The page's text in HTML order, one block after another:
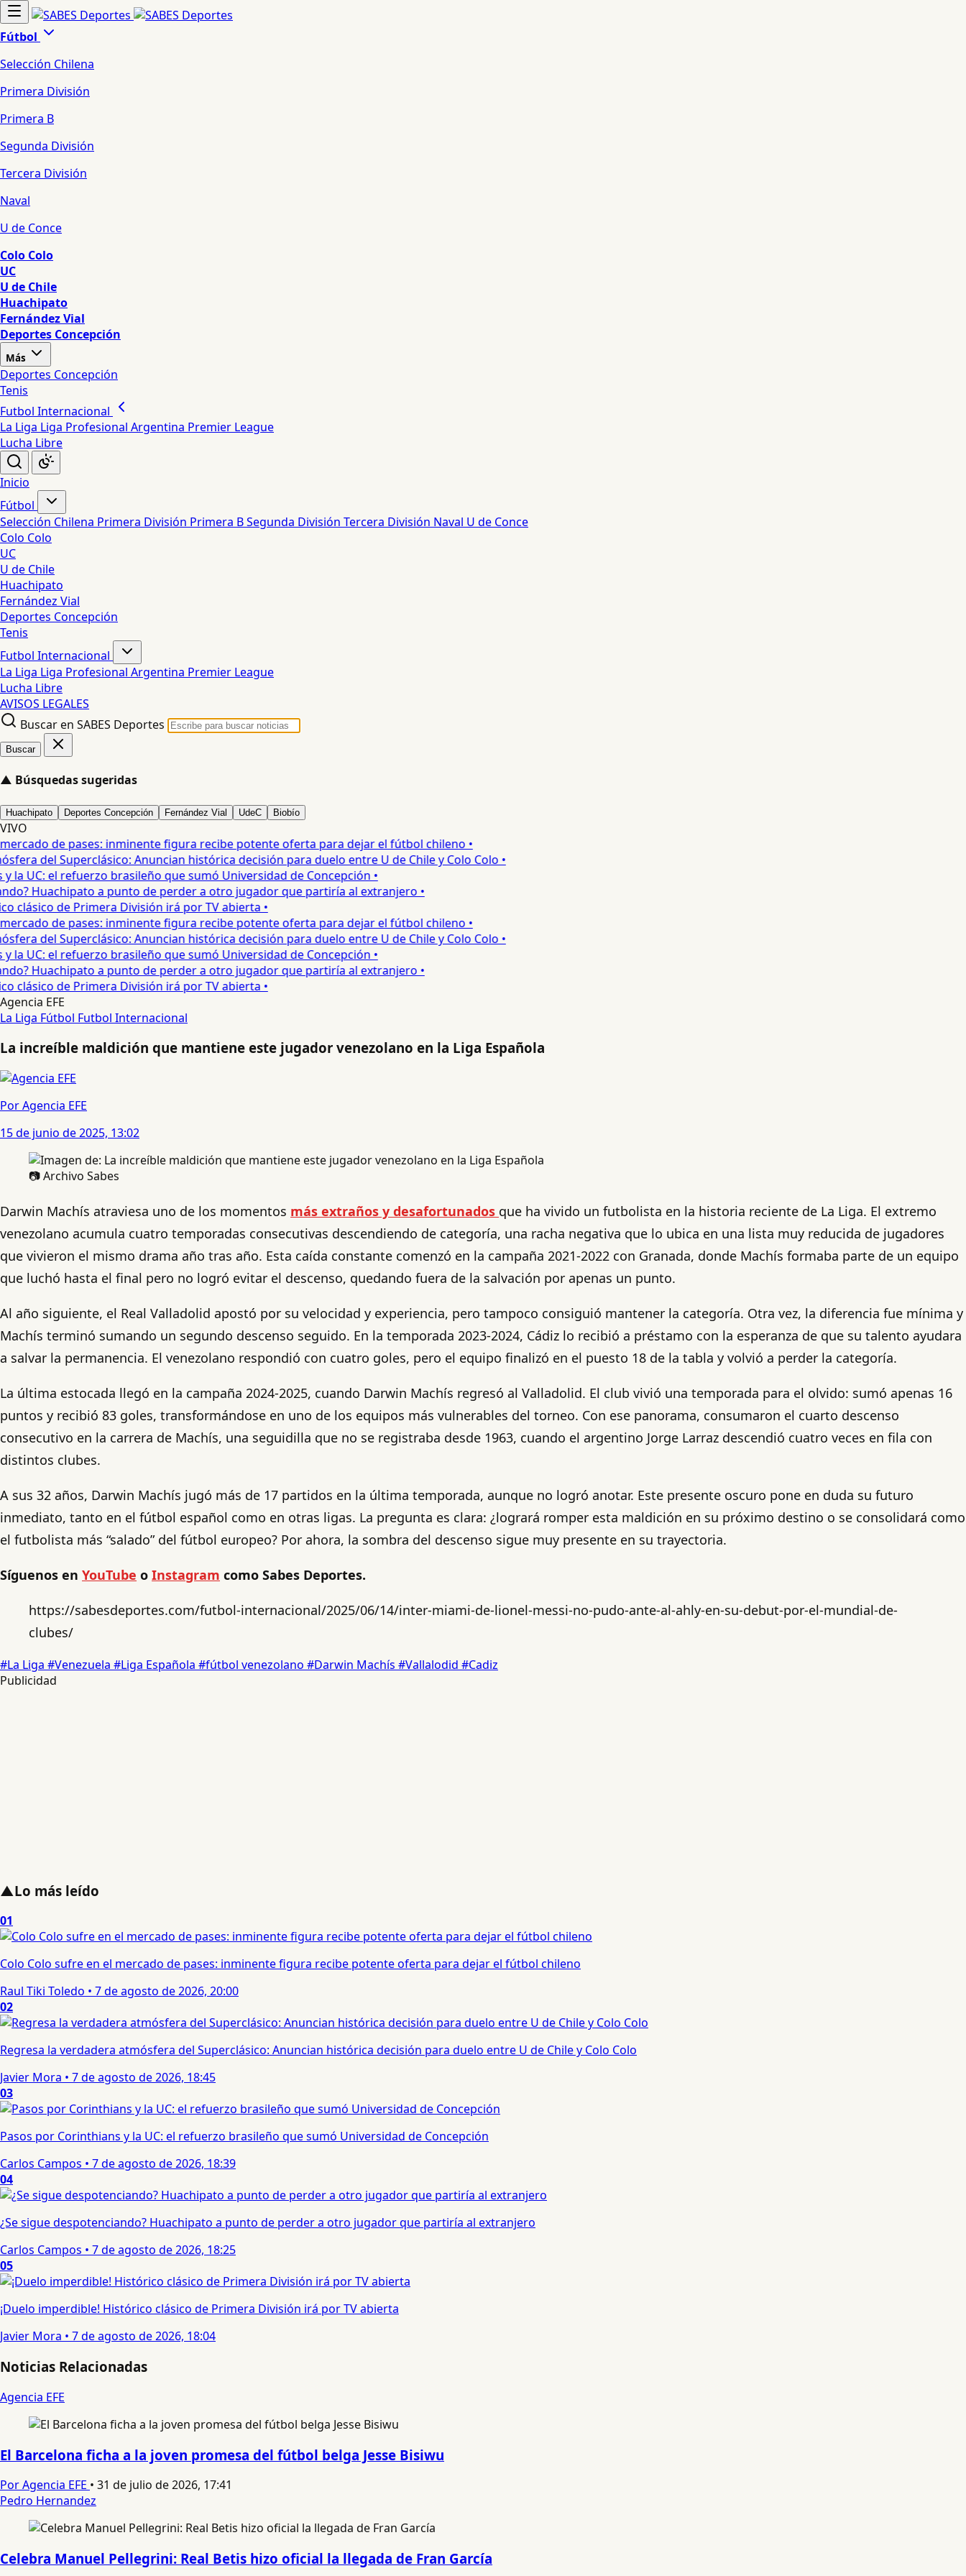
Fútbol
Selección Chilena
Primera División
Primera B
Segunda División
Tercera División
Naval
U de Conce
Colo Colo
UC
U de Chile
Huachipato
Fernández Vial
Deportes Concepción
Más
Deportes Concepción
Tenis
Futbol Internacional
La Liga Liga Profesional Argentina Premier League
Lucha Libre
Inicio
Fútbol
Selección Chilena Primera División Primera BSegunda División Tercera División Naval U de Conce
Colo Colo
UC
U de Chile
Huachipato
Fernández Vial
Deportes Concepción
Tenis
Futbol Internacional
La Liga Liga Profesional Argentina Premier League
Lucha Libre
AVISOS LEGALES
Buscar en SABES Deportes
Buscar
▲ Búsquedas sugeridas
Huachipato Deportes Concepción Fernández Vial UdeC Biobío
VIVO
de pases: inminente figura recibe potente oferta para dejar el fútbol chileno •
del Superclásico: Anuncian histórica decisión para duelo entre U de Chile y Colo Colo •
UC: el refuerzo brasileño que sumó Universidad de Concepción •
Huachipato a punto de perder a otro jugador que partiría al extranjero •
de Primera División irá por TV abierta •
de pases: inminente figura recibe potente oferta para dejar el fútbol chileno •
del Superclásico: Anuncian histórica decisión para duelo entre U de Chile y Colo Colo •
UC: el refuerzo brasileño que sumó Universidad de Concepción •
Huachipato a punto de perder a otro jugador que partiría al extranjero •
de Primera División irá por TV abierta •
Agencia EFE
La Liga Fútbol Futbol Internacional
La increíble maldición que mantiene este jugador venezolano en la Liga Española
Por Agencia EFE
15 de junio de 2025, 13:02
📷 Archivo Sabes
Darwin Machís atraviesa uno de los momentos más extraños y desafortunados que ha vivido un futbolista en la historia reciente de La Liga. El extremo
venezolano acumula cuatro temporadas consecutivas descendiendo de categoría, una racha negativa que lo ubica en una lista muy reducida de jugadores
que vivieron el mismo drama año tras año. Esta caída constante comenzó en la campaña 2021-2022 con Granada, donde Machís formaba parte de un equipo
que luchó hasta el final pero no logró evitar el descenso, quedando fuera de la salvación por apenas un punto.
Al año siguiente, el Real Valladolid apostó por su velocidad y experiencia, pero tampoco consiguió mantener la categoría. Otra vez, la diferencia fue mínima y
Machís terminó sumando un segundo descenso seguido. En la temporada 2023-2024, Cádiz lo recibió a préstamo con la esperanza de que su talento ayudara
a salvar la permanencia. El venezolano respondió con cuatro goles, pero el equipo finalizó en el puesto 18 de la tabla y volvió a perder la categoría.
La última estocada llegó en la campaña 2024-2025, cuando Darwin Machís regresó al Valladolid. El club vivió una temporada para el olvido: sumó apenas 16
puntos y recibió 83 goles, transformándose en uno de los equipos más vulnerables del torneo. Con ese panorama, consumaron el cuarto descenso
consecutivo en la carrera de Machís, una seguidilla que no se registraba desde 1963, cuando el argentino Jorge Larraz descendió cuatro veces en fila con
distintos clubes.
A sus 32 años, Darwin Machís jugó más de 17 partidos en la última temporada, aunque no logró anotar. Este presente oscuro pone en duda su futuro
inmediato, tanto en el fútbol español como en otras ligas. La pregunta es clara: ¿logrará romper esta maldición en su próximo destino o se consolidará como
el futbolista más “salado” del fútbol europeo? Por ahora, la sombra del descenso sigue muy presente en su trayectoria.
Síguenos en YouTube o Instagram como Sabes Deportes.
https://sabesdeportes.com/futbol-internacional/2025/06/14/inter-miami-de-lionel-messi-no-pudo-ante-al-ahly-en-su-debut-por-el-mundial-de-
clubes/
#La Liga #Venezuela #Liga Española #fútbol venezolano #Darwin Machís #Vallalodid #Cadiz
Publicidad
▲Lo más leído
01
Colo Colo sufre en el mercado de pases: inminente figura recibe potente oferta para dejar el fútbol chileno
Raul Tiki Toledo • 7 de agosto de 2026, 20:00
02
Regresa la verdadera atmósfera del Superclásico: Anuncian histórica decisión para duelo entre U de Chile y Colo Colo
Javier Mora • 7 de agosto de 2026, 18:45
03
Pasos por Corinthians y la UC: el refuerzo brasileño que sumó Universidad de Concepción
Carlos Campos • 7 de agosto de 2026, 18:39
04
¿Se sigue despotenciando? Huachipato a punto de perder a otro jugador que partiría al extranjero
Carlos Campos • 7 de agosto de 2026, 18:25
05
¡Duelo imperdible! Histórico clásico de Primera División irá por TV abierta
Javier Mora • 7 de agosto de 2026, 18:04
Noticias Relacionadas
Agencia EFE
El Barcelona ficha a la joven promesa del fútbol belga Jesse Bisiwu
Por Agencia EFE • 31 de julio de 2026, 17:41
Pedro Hernandez
Celebra Manuel Pellegrini: Real Betis hizo oficial la llegada de Fran García